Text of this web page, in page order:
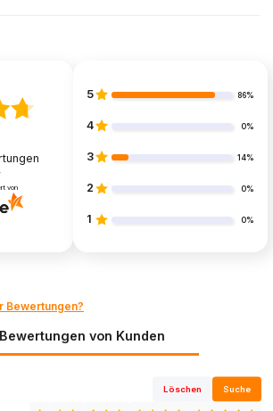
von
5 86%
4 0%
3 14%
2 0%
1 0%
Bewertungen?
Bewertungen von Kunden
Löschen Suche